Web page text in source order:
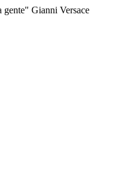
gente" Gianni Versace